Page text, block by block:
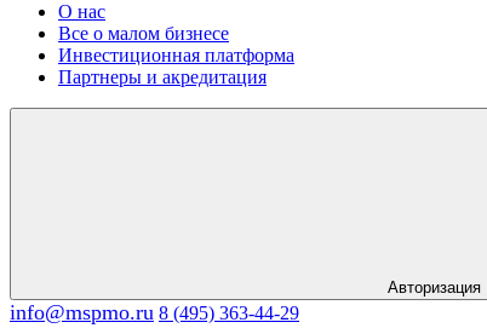
О нас
Все о малом бизнесе
Инвестиционная платформа
Партнеры и акредитация
Авторизация
info@mspmo.ru 8 (495) 363-44-29